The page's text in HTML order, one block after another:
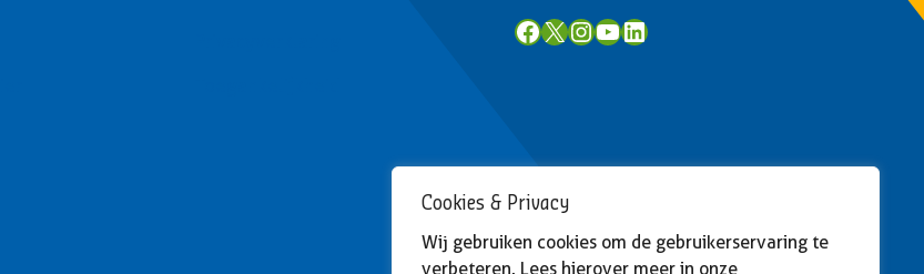
Cookies & Privacy
Wij gebruiken cookies om de gebruikerservaring te
verbeteren. Lees hierover meer in onze
Facebook
X Instagram
YouTube
LinkedIn